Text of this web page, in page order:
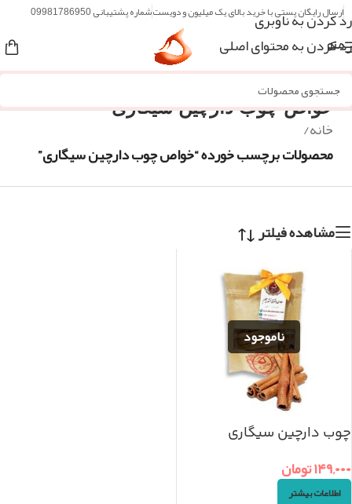
رد کردن به ناوبری
رد کردن به محتوای اصلی
ارسال رایگان پستی با خرید بالای یک میلیون و دویستشماره پشتیبانی 09981786950
منو
خواص چوب دارچین سیگاری
خانه/
محصولات برچسب خورده “خواص چوب دارچین سیگاری”
مشاهده فیلتر
چوب دارچین سیگاری
۱۴۹,۰۰۰تومان
اطلاعات بیشتر